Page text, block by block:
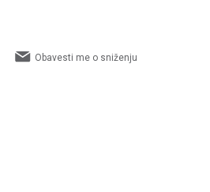
Obavesti me o sniženju